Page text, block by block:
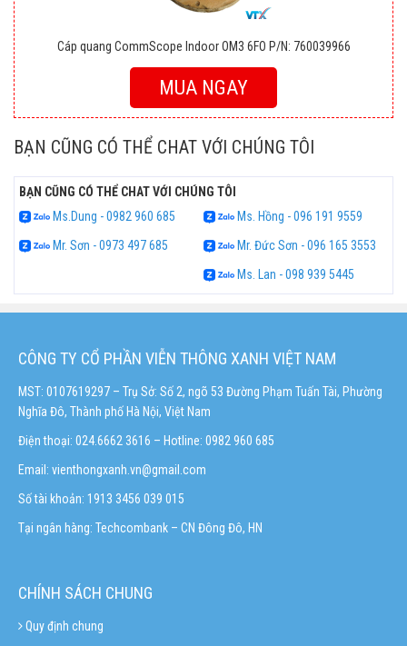
Cáp quang CommScope Indoor OM3 6FO P/N: 760039966
MUA NGAY
BẠN CŨNG CÓ THỂ CHAT VỚI CHÚNG TÔI
BẠN CŨNG CÓ THỂ CHAT VỚI CHÚNG TÔI
Ms.Dung - 0982 960 685
Ms. Hồng - 096 191 9559
Mr. Sơn - 0973 497 685
Mr. Đức Sơn - 096 165 3553
Ms. Lan - 098 939 5445
CÔNG TY CỔ PHẦN VIỄN THÔNG XANH VIỆT NAM
MST: 0107619297 – Trụ Sở: Số 2, ngõ 53 Đường Phạm Tuấn Tài, Phường
Nghĩa Đô, Thành phố Hà Nội, Việt Nam
Điện thoại: 024.6662 3616 – Hotline: 0982 960 685
Email: vienthongxanh.vn@gmail.com
Số tài khoản: 1913 3456 039 015
Tại ngân hàng: Techcombank – CN Đông Đô, HN
CHÍNH SÁCH CHUNG
Quy định chung